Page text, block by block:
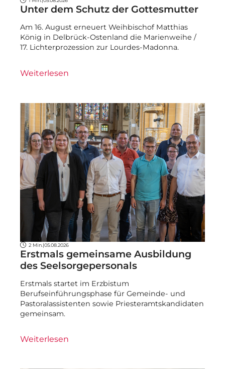
Unter dem Schutz der Gottesmutter
Am 16. August erneuert Weihbischof Matthias
König in Delbrück-Ostenland die Marienweihe /
17. Lichterprozession zur Lourdes-Madonna.
Weiterlesen
2 Min. |05.08.2026
Erstmals gemeinsame Ausbildung
des Seelsorgepersonals
Erstmals startet im Erzbistum
Berufseinführungsphase für Gemeinde- und
Pastoralassistenten sowie Priesteramtskandidaten
gemeinsam.
Weiterlesen